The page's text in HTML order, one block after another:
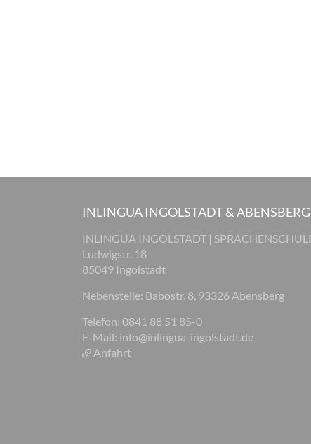
INLINGUA INGOLSTADT & ABENSBERG
INLINGUA INGOLSTADT |
Ludwigstr. 18
85049 Ingolstadt
Nebenstelle: Babostr. 8, 93326 Abensberg
Telefon: 0841 88 51 85-0
E-Mail: info@inlingua-ingolstadt.de
Anfahrt